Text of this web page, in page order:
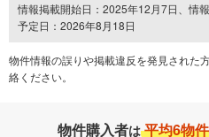
情報掲載開始日：2025年12月7日、情
予定日：2026年8月18日
物件情報の誤りや掲載違反を発⾒された
絡ください。
物件購入者は 平均6物